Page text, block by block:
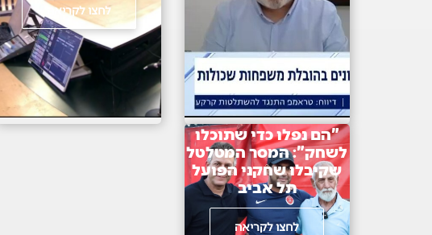
לחצו לקריאה
"הם נפלו כדי שתוכלו
לשחק": המסר המטלטל
שקיבלו שחקני הפועל
תל אביב
לחצו לקריאה